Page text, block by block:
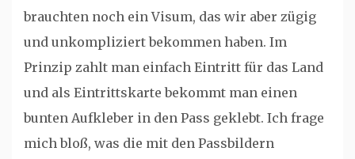
brauchten noch ein Visum, das wir aber zügig
und unkompliziert bekommen haben. Im
Prinzip zahlt man einfach Eintritt für das Land
und als Eintrittskarte bekommt man einen
bunten Aufkleber in den Pass geklebt. Ich frage
mich bloß, was die mit den Passbildern